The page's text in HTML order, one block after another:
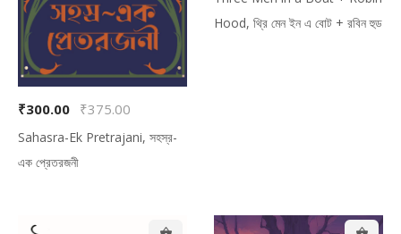
₹300.00 ₹375.00
Sahasra-Ek Pretrajani, সহস্র-
এক প্রেতরজনী
Hood, থ্রি মেন ইন এ বোট + রবিন হুড